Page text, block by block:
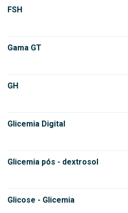
FSH
Gama GT
GH
Glicemia Digital
Glicemia pós - dextrosol
Glicose - Glicemia